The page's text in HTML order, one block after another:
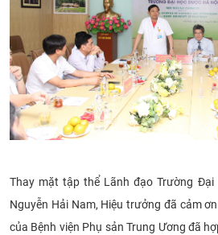
Thay mặt tập thể Lãnh đạo Trường Đại
Nguyễn Hải Nam, Hiệu trưởng đã cảm
của Bệnh viện Phụ sản Trung Ương đã